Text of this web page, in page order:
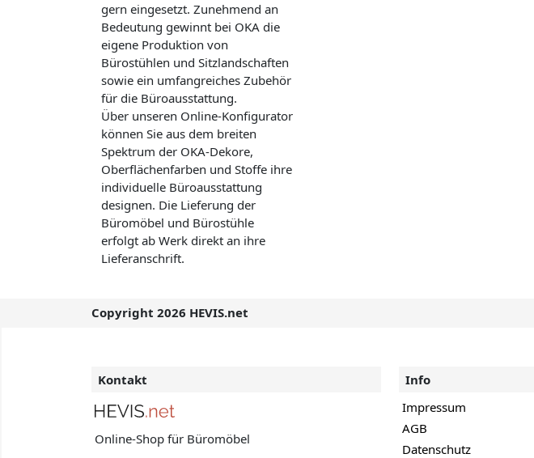
gern eingesetzt. Zunehmend an
Bedeutung gewinnt bei OKA die
eigene Produktion von
Bürostühlen und Sitzlandschaften
sowie ein umfangreiches Zubehör
für die Büroausstattung.
Über unseren Online-Konfigurator
können Sie aus dem breiten
Spektrum der OKA-Dekore,
Oberflächenfarben und Stoffe ihre
individuelle Büroausstattung
designen. Die Lieferung der
Büromöbel und Bürostühle
erfolgt ab Werk direkt an ihre
Lieferanschrift.
Copyright 2026 HEVIS.net
Kontakt
Online-Shop für Büromöbel
Info
Impressum
AGB
Datenschutz